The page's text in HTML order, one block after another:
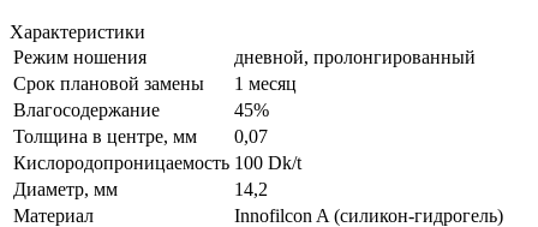
Характеристики
Режим ношения
дневной, пролонгированный
Срок плановой замены
1 месяц
Влагосодержание
45%
Толщина в центре, мм
0,07
Кислородопроницаемость 100 Dk/t
Диаметр, мм
14,2
Материал
Innofilcon A (силикон-гидрогель)